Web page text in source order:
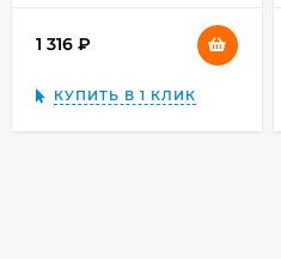
1 316
КУПИТЬ В 1 КЛИК